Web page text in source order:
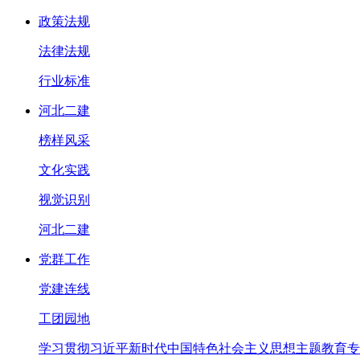
政策法规
法律法规
行业标准
河北二建
榜样风采
文化实践
视觉识别
河北二建
党群工作
党建连线
工团园地
学习贯彻习近平新时代中国特色社会主义思想主题教育